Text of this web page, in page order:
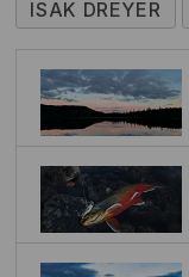
ISAK DREYER